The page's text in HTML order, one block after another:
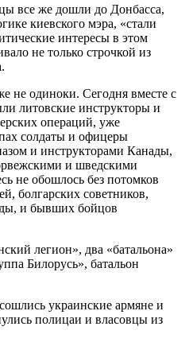
все же дошли до Донбасса,
киевского мэра, «стали
интересы в этом
не только строчкой из
не одиноки. Сегодня вместе с
литовские инструкторы и
операций, уже
солдаты и офицеры
и инструкторами Канады,
и шведскими
не обошлось без потомков
болгарских советников,
и бывших бойцов
легион», два «батальона»
Билорусь», батальон
украинские армяне и
полицаи и власовцы из